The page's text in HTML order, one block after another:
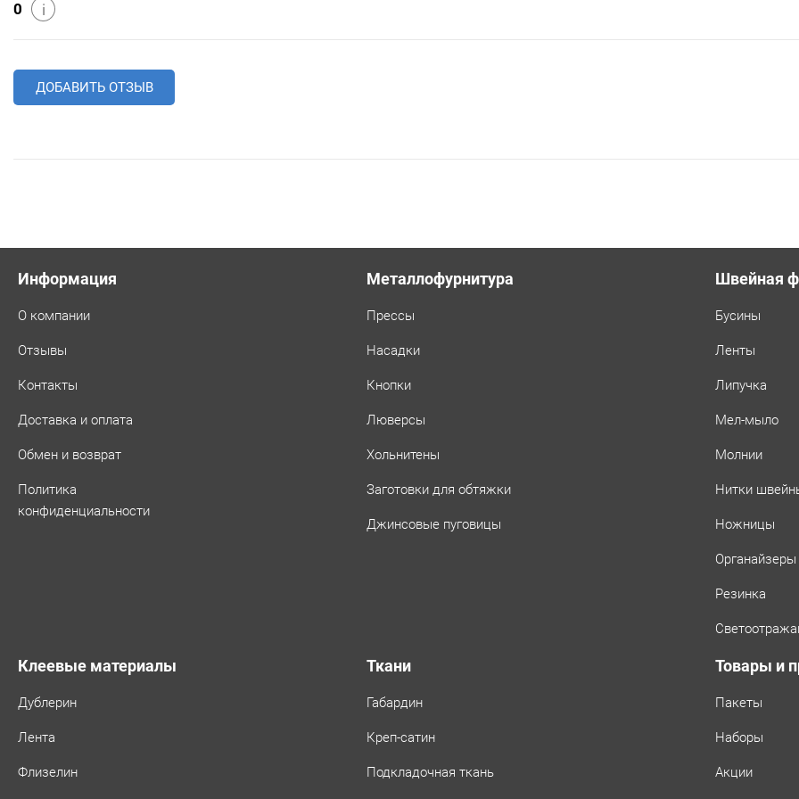
0 i
ДОБАВИТЬ ОТЗЫВ
Информация
О компании
Отзывы
Контакты
Доставка и оплата
Обмен и возврат
Политика
конфиденциальности
Металлофурнитура
Прессы
Насадки
Кнопки
Люверсы
Хольнитены
Заготовки для обтяжки
Джинсовые пуговицы
Швейная
Бусины
Ленты
Липучка
Мел-мыло
Молнии
Нитки
Ножницы
Органайзеры
Резинка
Клеевые материалы
Дублерин
Лента
Флизелин
Ткани
Габардин
Креп-сатин
Подкладочная ткань
Товары и
Пакеты
Наборы
Акции